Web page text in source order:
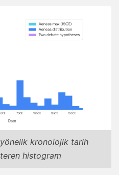
yönelik kronolojik tarih
histogram